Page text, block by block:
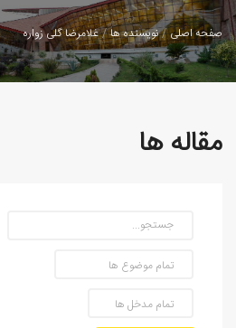
صفحه اصلی نویسنده ها غلامرضا گلی زواره
مقاله ها